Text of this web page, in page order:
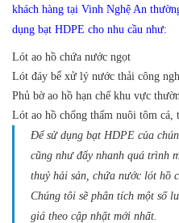
khách hàng tại Vinh Nghệ An
dụng bạt HDPE cho nhu cầu như:
Lót ao hồ chứa nước ngọt
Lót đáy bể xử lý nước thải công
Phủ bờ ao hồ hạn chế khu vực
Lót ao hồ chống thấm nuôi tôm cá,
Để sử dụng bạt HDPE của
cũng như đẩy nhanh quá trình
thuỷ hải sản, chứa nước lót hồ
Chúng tôi sẽ phân tích một số
giá theo cập nhật mới nhất.